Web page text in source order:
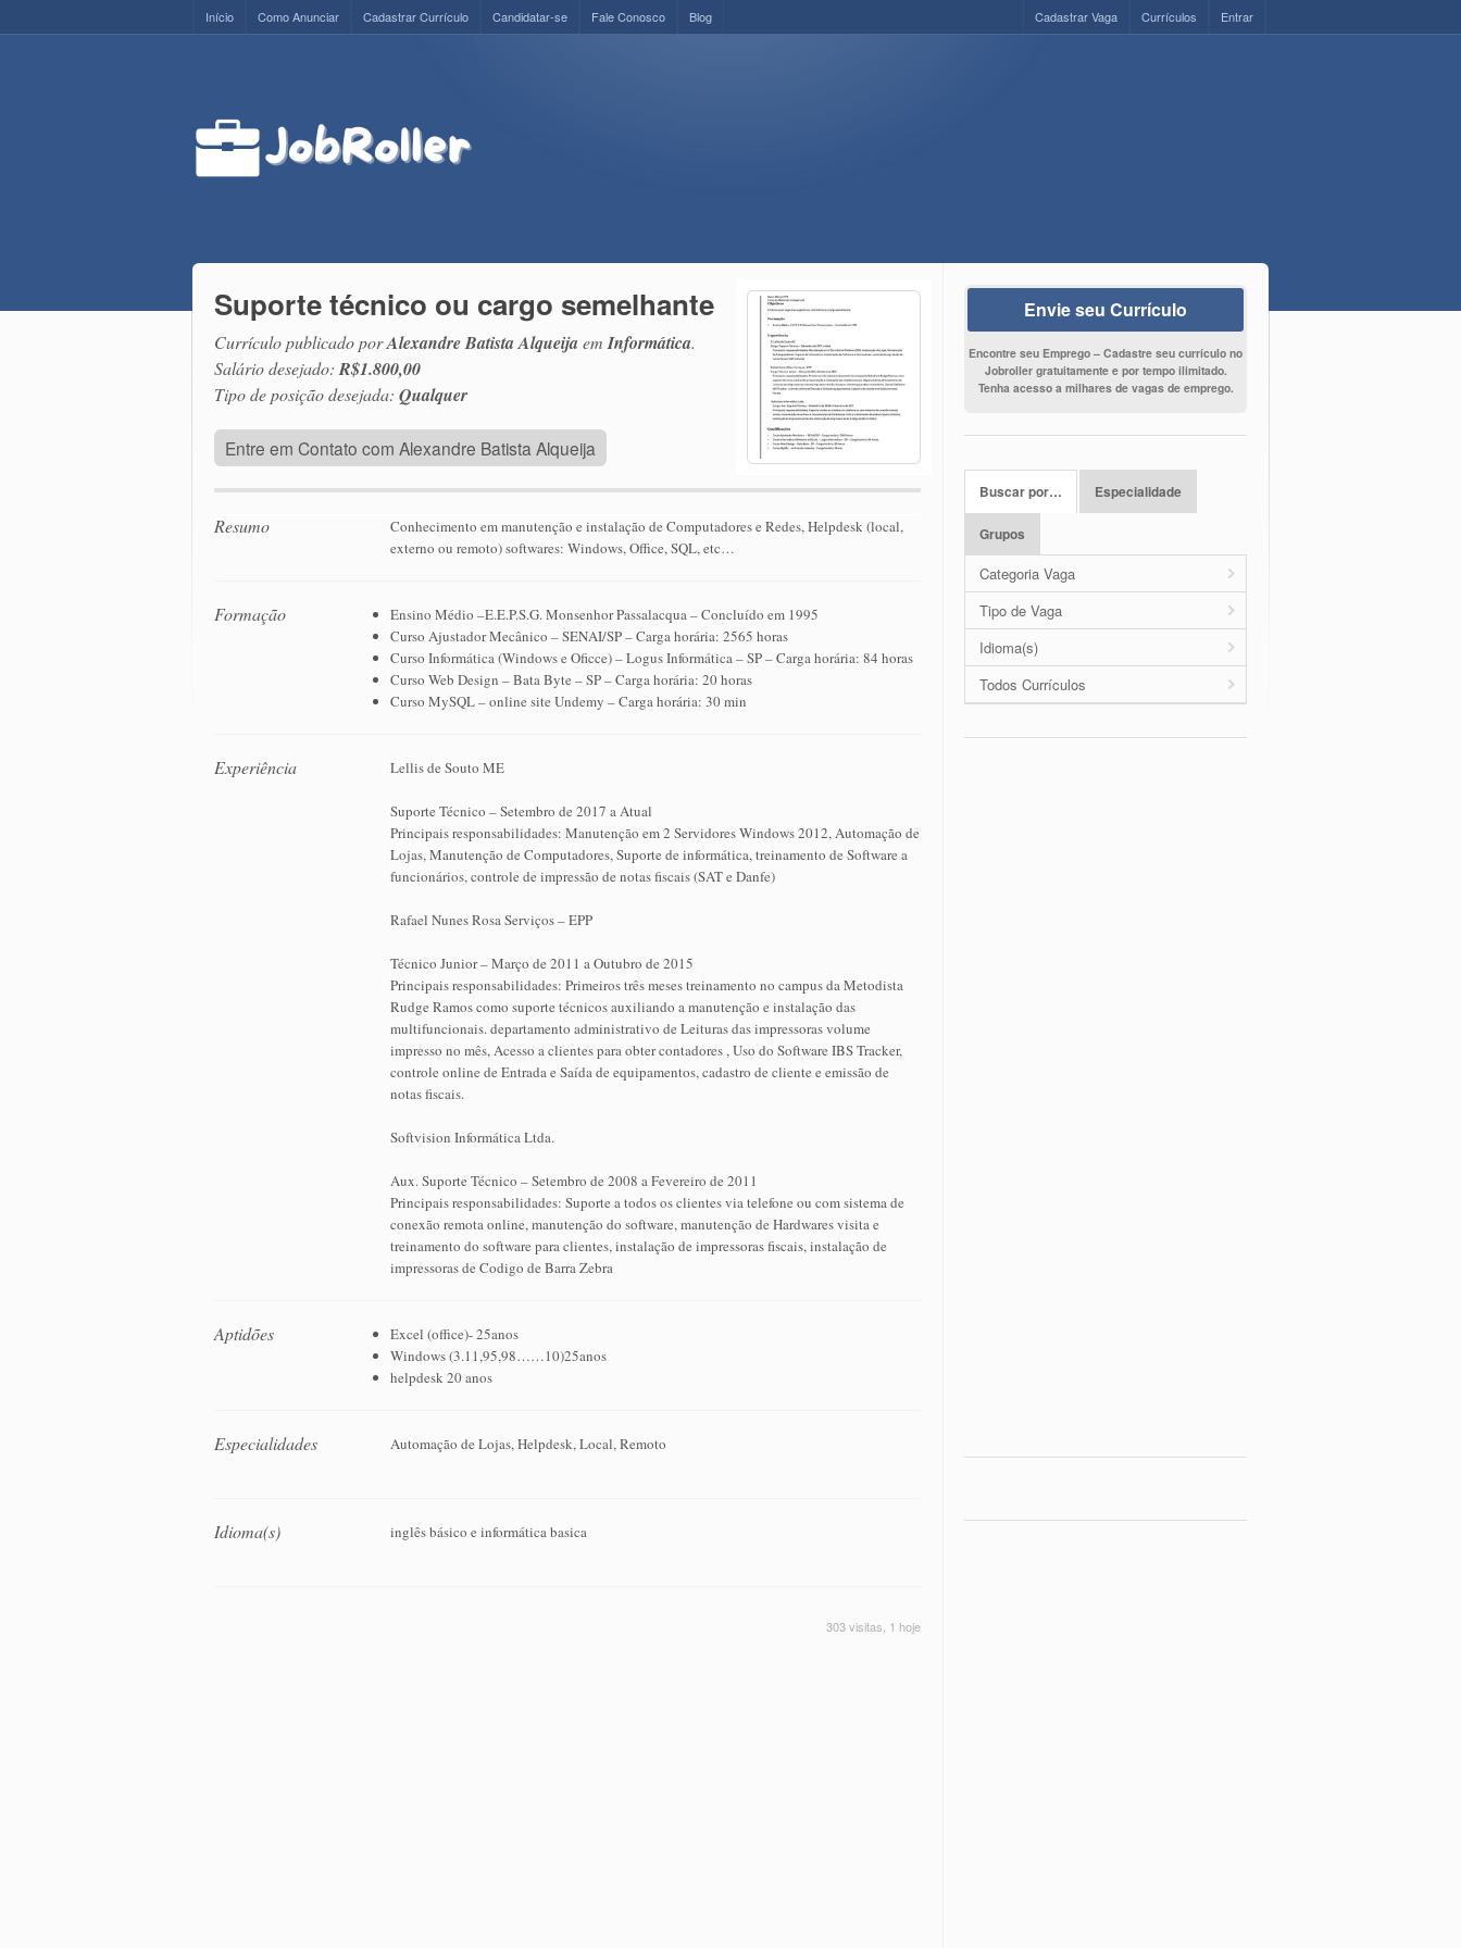
Início Como Anunciar Cadastrar Currículo Candidatar-se Fale Conosco Blog Entrar
Currículos
Cadastrar Vaga
Suporte técnico ou cargo semelhante
Currículo publicado porAlexandre Batista Alqueija em Informática.
Salário desejado: R$1.800,00
Tipo de posição desejada: Qualquer
Entre em Contato com Alexandre Batista Alqueija
Resumo
Conhecimento em manutenção e instalação de Computadores e Redes, Helpdesk (local,
externo ou remoto) softwares: Windows, Office, SQL, etc…
Formação
Ensino Médio –E.E.P.S.G. Monsenhor Passalacqua – Concluído em 1995
Curso Ajustador Mecânico – SENAI/SP – Carga horária: 2565 horas
Curso Informática (Windows e Oficce) – Logus Informática – SP – Carga horária: 84 horas
Curso Web Design – Bata Byte – SP – Carga horária: 20 horas
Curso MySQL – online site Undemy – Carga horária: 30 min
Experiência Lellis de Souto ME
Suporte Técnico – Setembro de 2017 a Atual
Principais responsabilidades: Manutenção em 2 Servidores Windows 2012, Automação de
Lojas, Manutenção de Computadores, Suporte de informática, treinamento de Software a
funcionários, controle de impressão de notas fiscais (SAT e Danfe)
Rafael Nunes Rosa Serviços – EPP
Técnico Junior – Março de 2011 a Outubro de 2015
Principais responsabilidades: Primeiros três meses treinamento no campus da Metodista
Rudge Ramos como suporte técnicos auxiliando a manutenção e instalação das
multifuncionais. departamento administrativo de Leituras das impressoras volume
impresso no mês, Acesso a clientes para obter contadores , Uso do Software IBS Tracker,
controle online de Entrada e Saída de equipamentos, cadastro de cliente e emissão de
notas fiscais.
Softvision Informática Ltda.
Aux. Suporte Técnico – Setembro de 2008 a Fevereiro de 2011
Principais responsabilidades: Suporte a todos os clientes via telefone ou com sistema de
conexão remota online, manutenção do software, manutenção de Hardwares visita e
treinamento do software para clientes, instalação de impressoras fiscais, instalação de
impressoras de Codigo de Barra Zebra
Aptidões
Excel (office)- 25anos
Windows (3.11,95,98……10)25anos
helpdesk 20 anos
Especialidades Automação de Lojas, Helpdesk, Local, Remoto
Idioma(s) inglês básico e informática basica
303 visitas, 1 hoje
Envie seu Currículo
Encontre seu Emprego – Cadastre seu currículo no
Jobroller gratuitamente e por tempo ilimitado.
Tenha acesso a milhares de vagas de emprego.
Buscar por… Especialidade
Grupos
Categoria Vaga
Tipo de Vaga
Idioma(s)
Todos Currículos